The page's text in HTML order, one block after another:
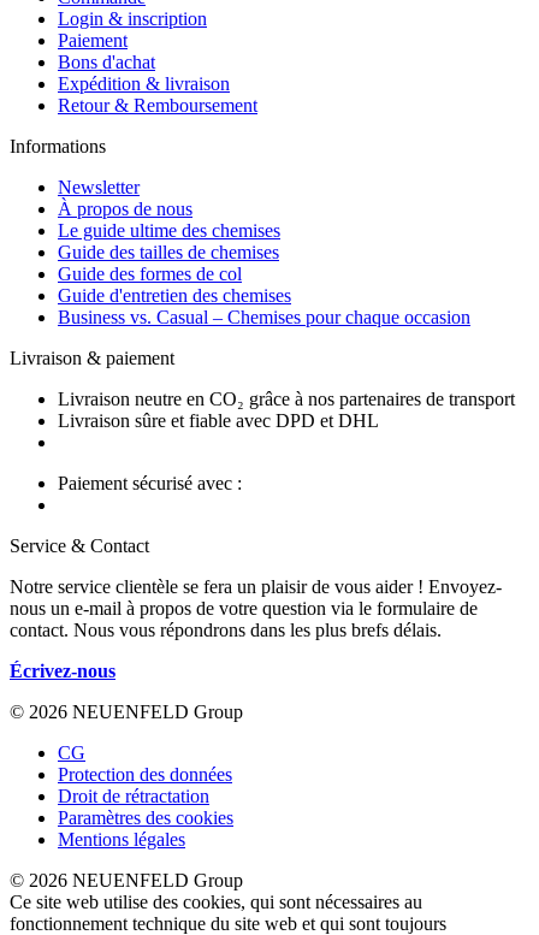
Login & inscription
Paiement
Bons d'achat
Expédition & livraison
Retour & Remboursement
Informations
Newsletter
À propos de nous
Le guide ultime des chemises
Guide des tailles de chemises
Guide des formes de col
Guide d'entretien des chemises
Business vs. Casual – Chemises pour chaque occasion
Livraison & paiement
Livraison neutre en CO₂ grâce à nos partenaires de transport
Livraison sûre et fiable avec DPD et DHL
Paiement sécurisé avec :
Service & Contact
Notre service clientèle se fera un plaisir de vous aider ! Envoyez-
nous un e-mail à propos de votre question via le formulaire de
contact. Nous vous répondrons dans les plus brefs délais.
Écrivez-nous
© 2026 NEUENFELD Group
CG
Protection des données
Droit de rétractation
Paramètres des cookies
Mentions légales
© 2026 NEUENFELD Group
Ce site web utilise des cookies, qui sont nécessaires au
fonctionnement technique du site web et qui sont toujours